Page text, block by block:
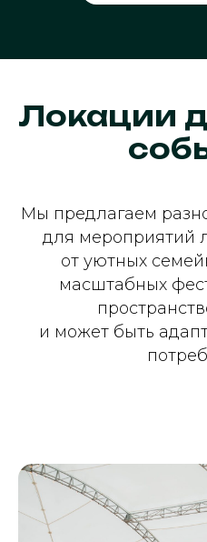
Локации
Мы предлагаем
для мероприятий
от уютных
масштабных
и может быть